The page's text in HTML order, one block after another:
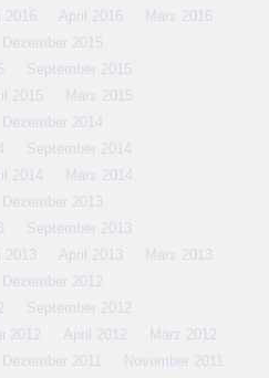
2016 April 2016
März 2016
Dezember 2015
September 2015
2015
März 2015
Dezember 2014
September 2014
2014
März 2014
Dezember 2013
September 2013
2013 April 2013
März 2013
Dezember 2012
September 2012
2012 April 2012
März 2012
Dezember 2011 November 2011